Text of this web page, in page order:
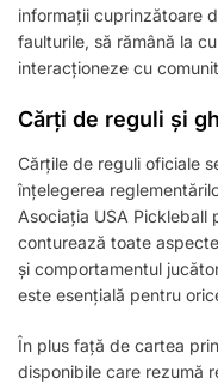
informații cuprinzătoare
faulturile, să rămână la
interacționeze cu
Cărți de reguli și
Cărțile de reguli oficiale
înțelegerea
Asociația USA
conturează toate
și comportamentul
este esențială pentru
În plus față de cartea
disponibile care rezumă